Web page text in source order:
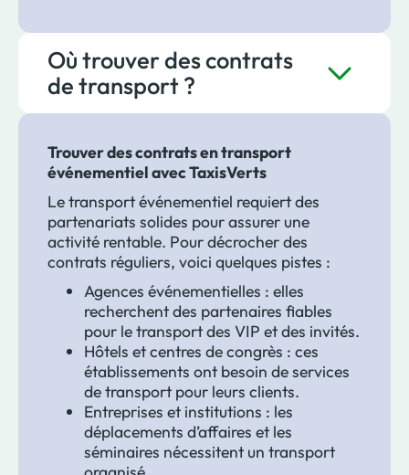
Où trouver des contrats
de transport ?
Trouver des contrats en transport
événementiel avec TaxisVerts
Le transport événementiel requiert des
partenariats solides pour assurer une
activité rentable. Pour décrocher des
contrats réguliers, voici quelques pistes :
Agences événementielles : elles
recherchent des partenaires fiables
pour le transport des VIP et des invités.
Hôtels et centres de congrès : ces
établissements ont besoin de services
de transport pour leurs clients.
Entreprises et institutions : les
déplacements d’affaires et les
séminaires nécessitent un transport